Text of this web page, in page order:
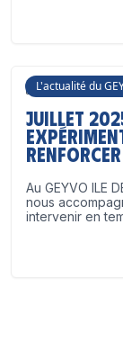
L'actualité du
3 juillet
Juillet
renforcer
Au GEYVO ILE
nous
intervenir en